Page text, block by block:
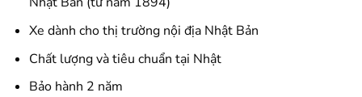
Xe dành cho thị trường nội địa Nhật Bản
Chất lượng và tiêu chuẩn tại Nhật
Bảo hành 2 năm